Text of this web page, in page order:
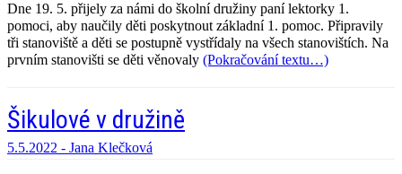
Dne 19. 5. přijely za námi do školní družiny paní lektorky 1.
pomoci, aby naučily děti poskytnout základní 1. pomoc. Připravily
tři stanoviště a děti se postupně vystřídaly na všech stanovištích. Na
prvním stanovišti se děti věnovaly (Pokračování textu…)
Šikulové v družině
5.5.2022 - Jana Klečková